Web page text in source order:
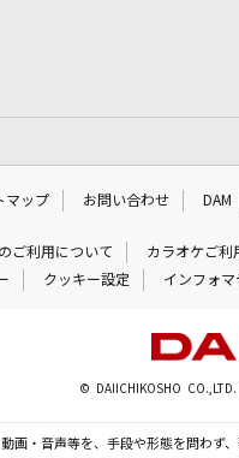
マップ お問い合わせ DAM
ご利用について カラオケご利
クッキー設定 インフォ
© DAIICHIKOSHO
画・音声等を、手段や形態を問わず